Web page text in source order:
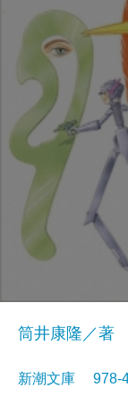
筒井康隆／著
新潮文庫 978-